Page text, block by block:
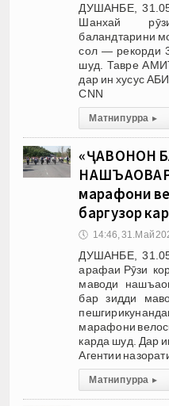
ДУШАНБЕ,
Шанхай
баландтарини
сол — рекорди
шуд. Тавре
дар ин хусус
CNN
Матни пурра ▸
«ҶАВОНОН
марафони
баргузор
🕔 14:46, 31.Май
ДУШАНБЕ,
арафаи Рӯзи
маводи
бар зидди
марафони
карда шуд. Дар
Агентии
Матни пурра ▸